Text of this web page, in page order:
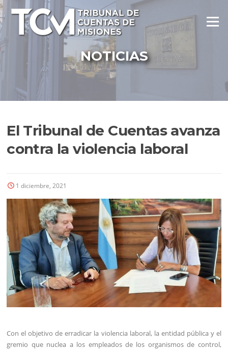
Ir
al
contenido
Menú
NOTICIAS
El Tribunal de Cuentas avanza
contra la violencia laboral
1 diciembre, 2021
Con el objetivo de erradicar la violencia laboral, la entidad pública y el
gremio que nuclea a los empleados de los organismos de control,